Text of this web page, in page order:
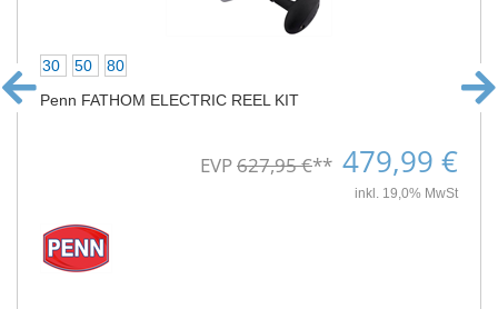
30 50
80
Penn FATHOM ELECTRIC REEL KIT
EVP627,95 €** 479,99 €
inkl. 19,0% MwSt